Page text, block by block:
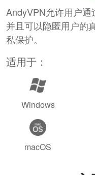
AndyVPN允许用户通
并且可以隐匿用户的
私保护。
适用于：
Windows
macOS